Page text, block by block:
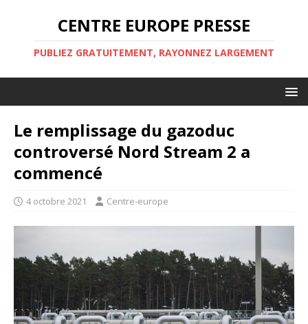
CENTRE EUROPE PRESSE
PUBLIEZ GRATUITEMENT, RAYONNEZ LARGEMENT
Le remplissage du gazoduc
controversé Nord Stream 2 a
commencé
4 octobre 2021 Centre-europe